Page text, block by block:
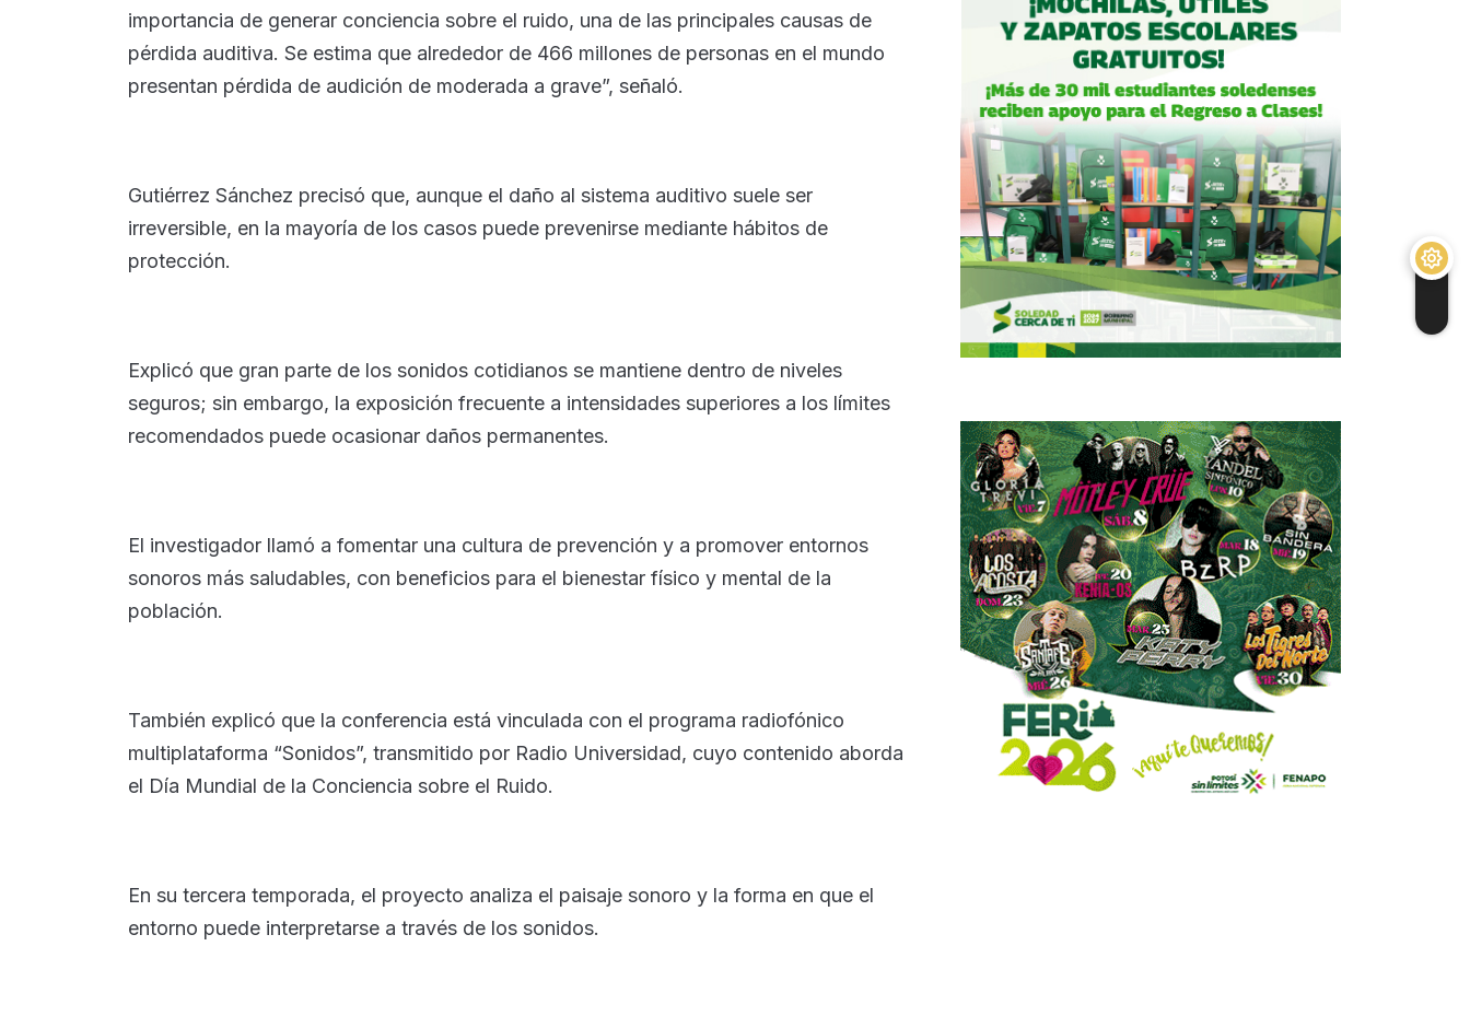
importancia de generar conciencia sobre el ruido, una de las principales causas de
pérdida auditiva. Se estima que alrededor de 466 millones de personas en el mundo
presentan pérdida de audición de moderada a grave”, señaló.
Gutiérrez Sánchez precisó que, aunque el daño al sistema auditivo suele ser
irreversible, en la mayoría de los casos puede prevenirse mediante hábitos de
protección.
Explicó que gran parte de los sonidos cotidianos se mantiene dentro de niveles
seguros; sin embargo, la exposición frecuente a intensidades superiores a los límites
recomendados puede ocasionar daños permanentes.
El investigador llamó a fomentar una cultura de prevención y a promover entornos
sonoros más saludables, con beneficios para el bienestar físico y mental de la
población.
También explicó que la conferencia está vinculada con el programa radiofónico
multiplataforma “Sonidos”, transmitido por Radio Universidad, cuyo contenido aborda
el Día Mundial de la Conciencia sobre el Ruido.
En su tercera temporada, el proyecto analiza el paisaje sonoro y la forma en que el
entorno puede interpretarse a través de los sonidos.